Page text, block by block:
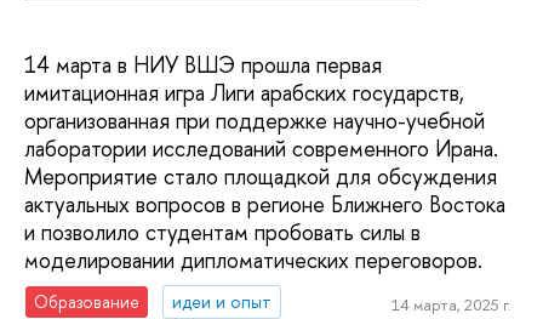
14 марта в НИУ ВШЭ прошла первая
имитационная игра Лиги арабских государств,
организованная при поддержке научно-учебной
лаборатории исследований современного Ирана.
Мероприятие стало площадкой для обсуждения
актуальных вопросов в регионе Ближнего Востока
и позволило студентам пробовать силы в
моделировании дипломатических переговоров.
Образование идеи и опыт 14 марта, 2025 г.